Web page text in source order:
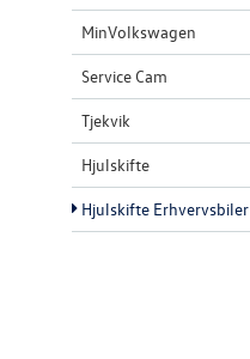
MinVolkswagen
Service Cam
Tjekvik
Hjulskifte
Hjulskifte Erhvervsbiler